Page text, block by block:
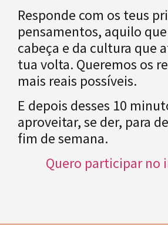
Responde com os teus
pensamentos, aquilo
cabeça e da cultura que
tua volta. Queremos os
mais reais possíveis.
E depois desses 10
aproveitar, se der, para
fim de semana.
Quero participar no